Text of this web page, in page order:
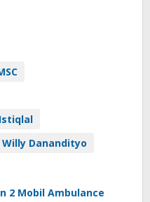
Willy Danandityo
2 Mobil Ambulance